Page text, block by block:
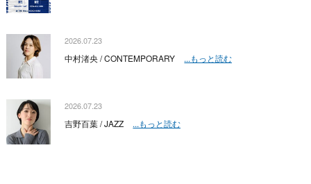
2026.07.23
中村渚央 / CONTEMPORARY ...もっと読む
2026.07.23
吉野百葉 / JAZZ ...もっと読む